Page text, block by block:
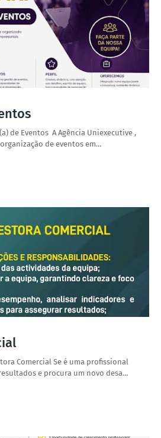
de Eventos ‎ ‎A Agência Uniexecutive ,
de eventos em…
Comercial Se é uma profissional
e procura um novo desa…